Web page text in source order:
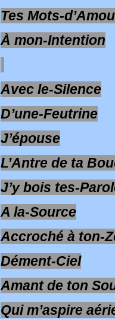
Tes Mots-
À mon-Intention
Avec le-Silence
D’une-Feutrine
J’épouse
L’Antre de ta
J’y bois tes-
A la-Source
Accroché à ton-
Dément-Ciel
Amant de ton
Qui m’aspire